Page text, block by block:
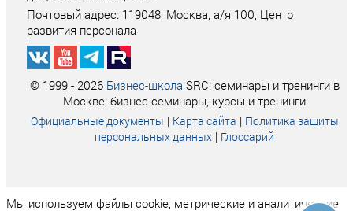
Почтовый адрес: 119048 Москва , а/я 100 , Центр
развития персонала
© 1999 - 2026 Бизнес-школа SRC: семинары и тренинги в
Москве: бизнес семинары, курсы и тренинги
Официальные документы | Карта сайта | Политика защиты
персональных данных | Глоссарий
Мы используем файлы cookie, метрические и аналитические